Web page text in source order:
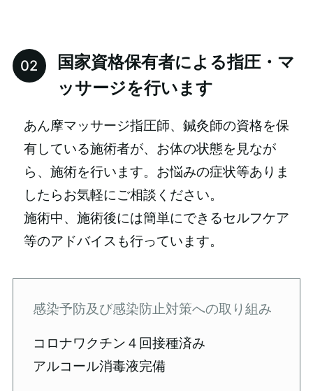
国家資格保有者による指圧・マ
ッサージを行います
あん摩マッサージ指圧師、鍼灸師の資格を保
有している施術者が、お体の状態を見なが
ら、施術を行います。お悩みの症状等ありま
したらお気軽にご相談ください。
施術中、施術後には簡単にできるセルフケア
等のアドバイスも行っています。
感染予防及び感染防止対策への取り組み
コロナワクチン４回接種済み
アルコール消毒液完備